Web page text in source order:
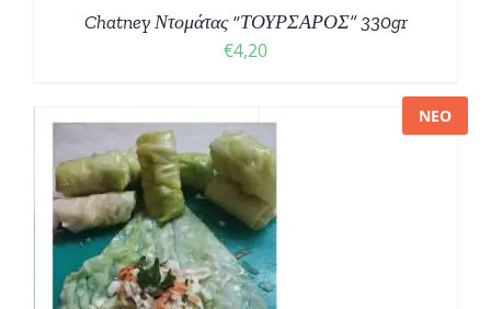
Chatney Ντομάτας “ΤΟΥΡΣΑΡΟΣ” 330gr
€4,20
ΝΕΟ